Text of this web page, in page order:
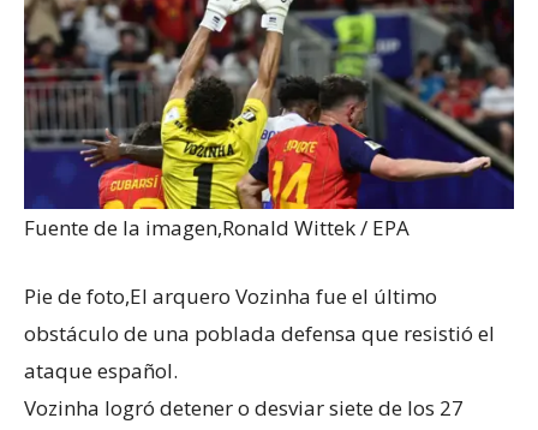
Fuente de la imagen,Ronald Wittek / EPA
Pie de foto,El arquero Vozinha fue el último
obstáculo de una poblada defensa que resistió el
ataque español.
Vozinha logró detener o desviar siete de los 27